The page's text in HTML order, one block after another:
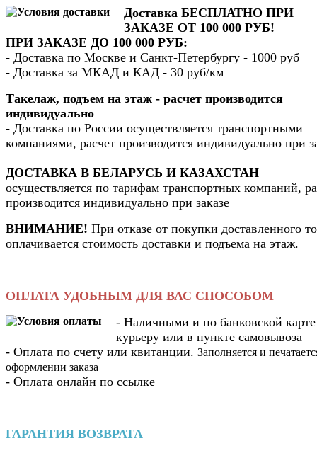
Доставка БЕСПЛАТНО ПРИ
ЗАКАЗЕ ОТ 100 000 РУБ!
ПРИ ЗАКАЗЕ ДО 100 000 РУБ:
- Доставка по Москве и Санкт-Петербургу - 1000 руб
- Доставка за МКАД и КАД - 30 руб/км
Такелаж, подъем на этаж - расчет производится
индивидуально
- Доставка по России осуществляется транспортными
компаниями, расчет производится индивидуально при
ДОСТАВКА В БЕЛАРУСЬ И КАЗАХСТАН
осуществляется по тарифам транспортных компаний,
производится индивидуально при заказе
ВНИМАНИЕ! При отказе от покупки доставленного
оплачивается стоимость доставки и подъема на этаж.
ОПЛАТА УДОБНЫМ ДЛЯ ВАС СПОСОБОМ
- Наличными и по банковской карте
курьеру или в пункте самовывоза
- Оплата по счету или квитанции. Заполняется и
оформлении заказа
- Оплата онлайн по ссылке
ГАРАНТИЯ ВОЗВРАТА